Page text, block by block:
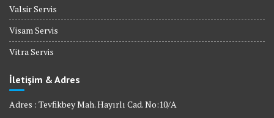
Valsir Servis
Visam Servis
Vitra Servis
İletişim & Adres
Adres : Tevfikbey Mah. Hayırlı Cad. No:10/A